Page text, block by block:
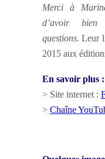
Merci à
d’avoir
questions.Leur
2015 aux
En savoir plus :
> Site internet :
> Chaîne